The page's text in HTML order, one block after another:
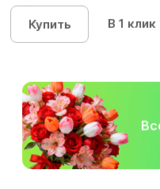
Купить В 1 клик